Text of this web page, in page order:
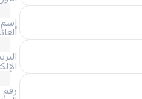
العائلة
الإلكتروني